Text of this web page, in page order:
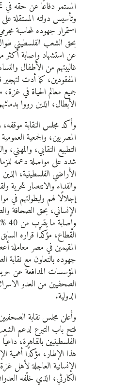
المستمر دفاعًا عن حقه في
وتأسيس دولته المستقلة
استمرار جهوده لمحاسبة
بحق الشعب الفلسطيني
غالبيتهم من الأطفال
المفقودين، كما أدت
جميع معالم الحياة في
الأبطال، الذين رووا
وأكد مجلس النقابة
المصريين، والجمعية
التطبيع النقابي،
شدد على مواصلة دعمه
الأراضي الفلسطينية،
والفداء والانتصار للحرية
إجلالًا لهم ولبطولتهم في
الإنساني، بحق الصحافة
القطاع، مؤكدًا قراره
المقيمين في مصر معاملة
جهوده بالتعاون مع نقابة
المؤسسات المدافعة عن
الصحفيين من العدو
الدولية.
وأعلن مجلس نقابة
فتح باب التبرع لدعم
الفلسطينيين بالقاهرة،
هذا الإطار، مؤكدًا أهمية
الإنسانية العاجلة لأهل
الكارثي، الذي خلّفه